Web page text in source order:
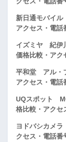
新日通モバイ
アクセス・電話
イズミヤ 紀伊
価格比較・アク
平和堂 アル・
アクセス・電話
UQスポット
格比較・アクセ
ヨドバシカメ
クセス・電話番